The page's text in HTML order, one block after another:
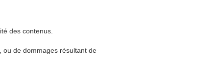
des contenus.
ou de dommages résultant de